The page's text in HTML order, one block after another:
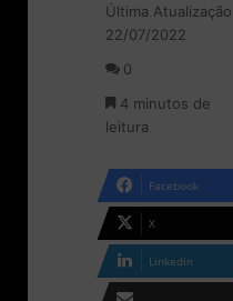
l
o
n
X
d
e
e
-
i
l
Última Atualização
22/07/2022
0
4 minutos de
leitura
Facebook
X
Linkedin